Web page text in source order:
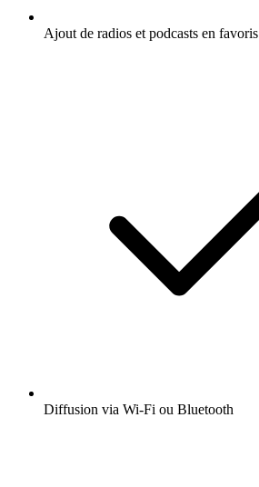
Ajout de radios et podcasts en favoris
Diffusion via Wi-Fi ou Bluetooth